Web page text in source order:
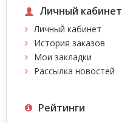
Личный кабинет
Личный кабинет
История заказов
Мои закладки
Рассылка новостей
Рейтинги